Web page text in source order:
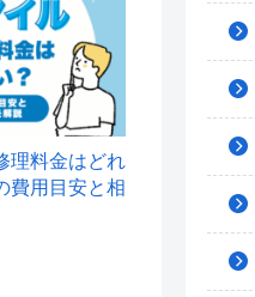
理料金はどれ
費用目安と相